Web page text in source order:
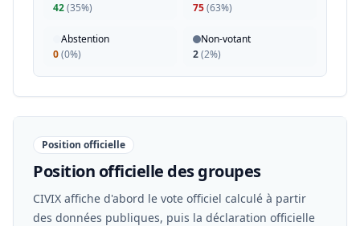
42(35%)
75(63%)
Abstention
0(0%)
Non-votant
2(2%)
Position officielle
Position officielle des groupes
CIVIX affiche d'abord le vote officiel calculé à partir
des données publiques, puis la déclaration officielle